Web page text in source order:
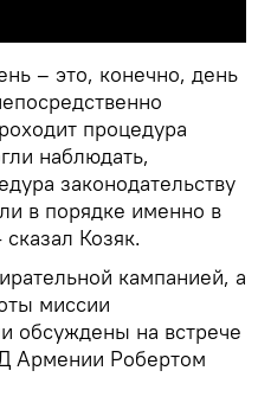
– это, конечно, день
процедура
наблюдать,
законодательству
в порядке именно в
Козяк.
кампанией, а
миссии
обсуждены на встрече
Армении Робертом